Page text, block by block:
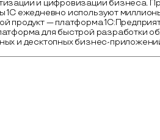
и цифровизации бизнеса.
1С ежедневно используют
продукт — платформа
для быстрой разработки
и десктопных бизнес-